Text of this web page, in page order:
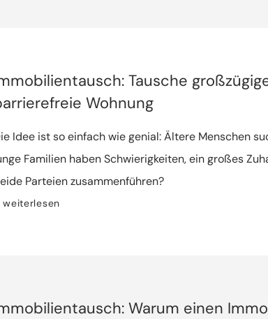
Tausche
Wohnung
Idee ist so einfach wie genial: Ältere Menschen
Familien haben Schwierigkeiten, ein großes
Parteien zusammenführen?
weiterlesen
Warum einen